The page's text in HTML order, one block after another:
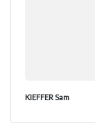
KIEFFER Sam